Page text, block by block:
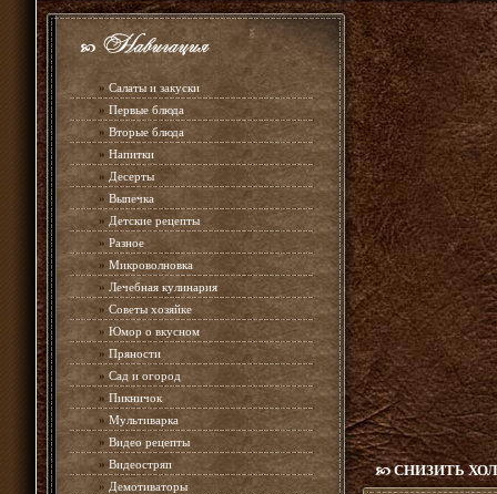
» Салаты и закуски
» Первые блюда
» Вторые блюда
» Напитки
»Десерты
» Выпечка
» Детские рецепты
» Разное
» Микроволновка
» Лечебная кулинария
» Советы хозяйке
» Юмор о вкусном
» Пряности
» Сад и огород
» Пикничок
» Мультиварка
» Видео рецепты
» Видеостряп
» Демотиваторы
СНИЗИТЬ